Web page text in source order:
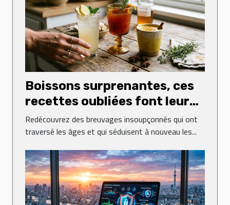
Boissons surprenantes, ces
recettes oubliées font leur
grand retour
Redécouvrez des breuvages insoupçonnés qui ont
traversé les âges et qui séduisent à nouveau les...